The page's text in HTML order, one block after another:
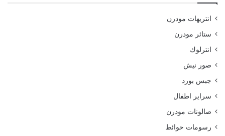
انتريهات مودرن
ستائر مودرن
انترلوك
صور نيش
جبس بورد
سراير اطفال
صالونات مودرن
رسومات حوائط